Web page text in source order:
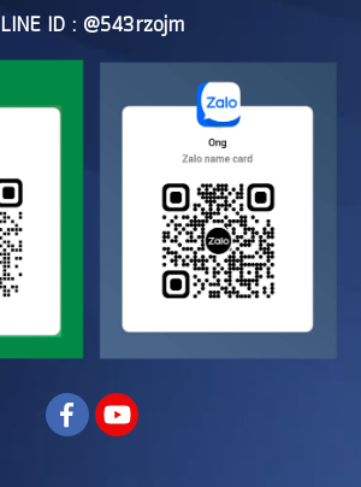
LINE ID : @543rzojm